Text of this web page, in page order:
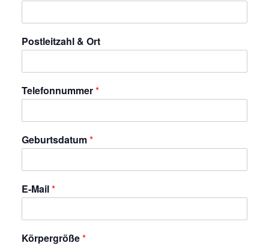
Postleitzahl & Ort
Telefonnummer*
Geburtsdatum*
E-Mail*
Körpergröße*